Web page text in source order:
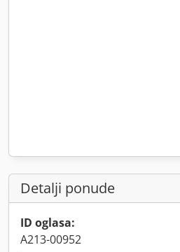
Detalji ponude
ID oglasa:
A213-00952